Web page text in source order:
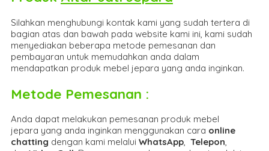
Silahkan menghubungi kontak kami yang sudah tertera di
bagian atas dan bawah pada website kami ini, kami sudah
menyediakan beberapa metode pemesanan dan
pembayaran untuk memudahkan anda dalam
mendapatkan produk mebel jepara yang anda inginkan.
Metode Pemesanan :
Anda dapat melakukan pemesanan produk mebel
jepara yang anda inginkan menggunakan cara online
chatting dengan kami melalui WhatsApp, Telepon,